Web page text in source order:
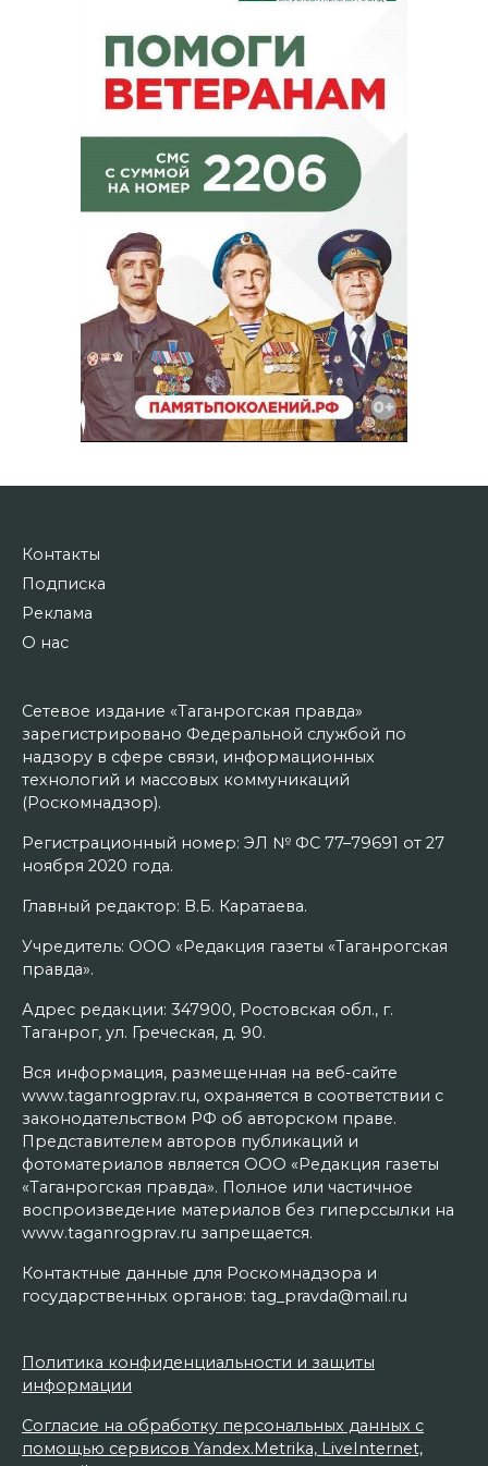
Контакты
Подписка
Реклама
О нас
Сетевое издание «Таганрогская правда»
зарегистрировано Федеральной службой по
надзору в сфере связи, информационных
технологий и массовых коммуникаций
(Роскомнадзор).
Регистрационный номер: ЭЛ № ФС 77–79691 от 27
ноября 2020 года.
Главный редактор: В.Б. Каратаева.
Учредитель: ООО «Редакция газеты «Таганрогская
правда».
Адрес редакции: 347900, Ростовская обл., г.
Таганрог, ул. Греческая, д. 90.
Вся информация, размещенная на веб-сайте
www.taganrogprav.ru, охраняется в соответствии с
законодательством РФ об авторском праве.
Представителем авторов публикаций и
фотоматериалов является ООО «Редакция газеты
«Таганрогская правда». Полное или частичное
воспроизведение материалов без гиперссылки на
www.taganrogprav.ru запрещается.
Контактные данные для Роскомнадзора и
государственных органов: tag_pravda@mail.ru
Политика конфиденциальности и защиты
информации
Согласие на обработку персональных данных с
помощью сервисов Yandex.Metrika, LiveInternet,